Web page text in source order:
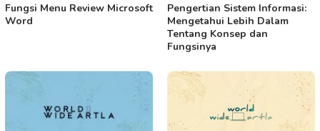
Fungsi Menu Review Microsoft
Word
Pengertian Sistem Informasi:
Mengetahui Lebih Dalam
Tentang Konsep dan
Fungsinya